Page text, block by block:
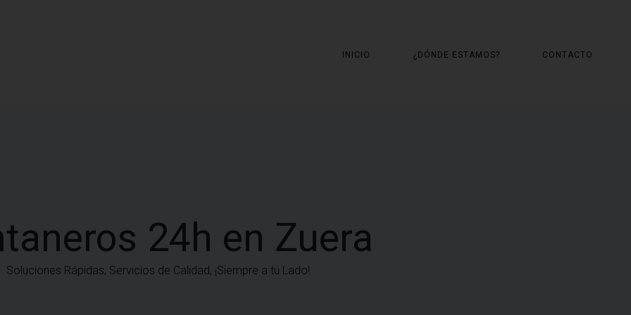
INICIO ¿DÓNDE ESTAMOS? CONTACTO
24h en Zuera
Soluciones Rápidas, Servicios de Calidad, ¡Siempre a tu Lado!